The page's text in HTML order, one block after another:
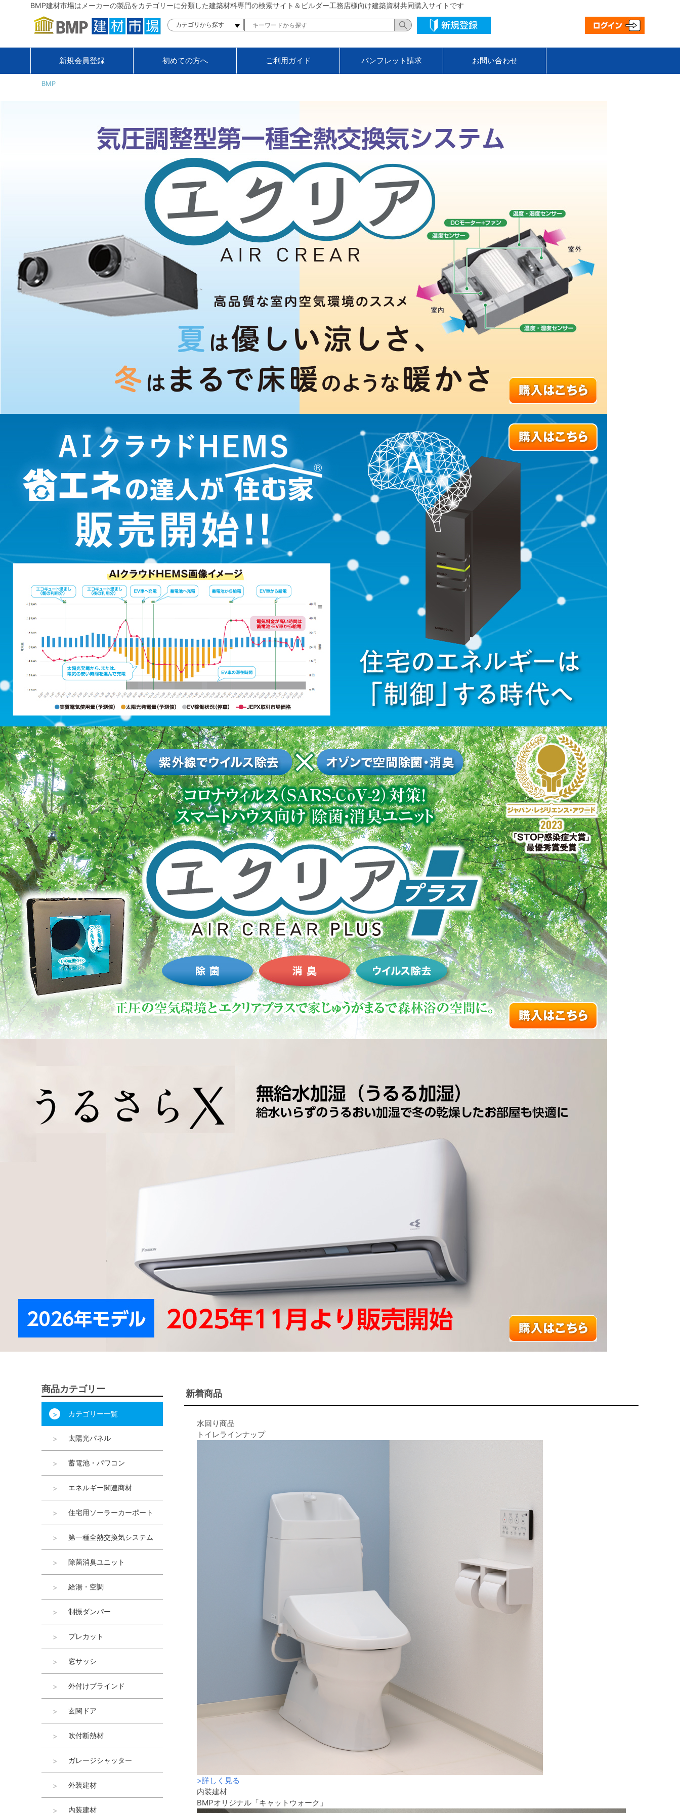
BMP建材市場はメーカーの製品をカテゴリーに分類した建築材料専門の検索サイト＆ビルダー工務店様向け建築資材共同購入サイトです
カテゴリから探す
新規会員登録 初めての方へ ご利用ガイド パンフレット請求 お問い合わせ
BMP
新着商品
水回り商品
トイレラインナップ
>詳しく見る
内装建材
BMPオリジナル「キャットウォーク」
商品カテゴリー
カテゴリー一覧
太陽光パネル
蓄電池・パワコン
エネルギー関連商材
住宅用ソーラーカーポート
第一種全熱交換気システム
除菌消臭ユニット
給湯・空調
制振ダンパー
プレカット
窓サッシ
外付けブラインド
玄関ドア
吹付断熱材
ガレージシャッター
外装建材
内装建材